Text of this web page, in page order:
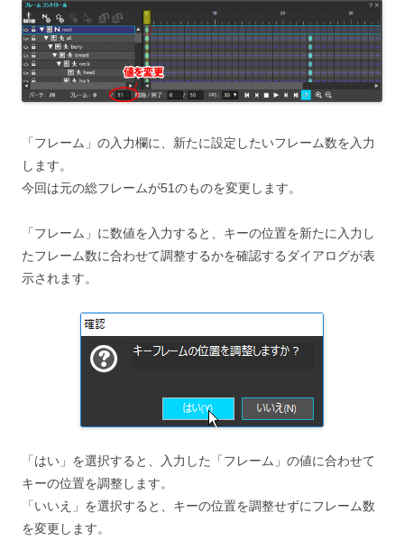
「フレーム」の入力欄に、新たに設定したいフレーム数を入力
します。
今回は元の総フレームが51のものを変更します。
「フレーム」に数値を入力すると、キーの位置を新たに入力し
たフレーム数に合わせて調整するかを確認するダイアログが表
示されます。
「はい」を選択すると、入力した「フレーム」の値に合わせて
キーの位置を調整します。
「いいえ」を選択すると、キーの位置を調整せずにフレーム数
を変更します。